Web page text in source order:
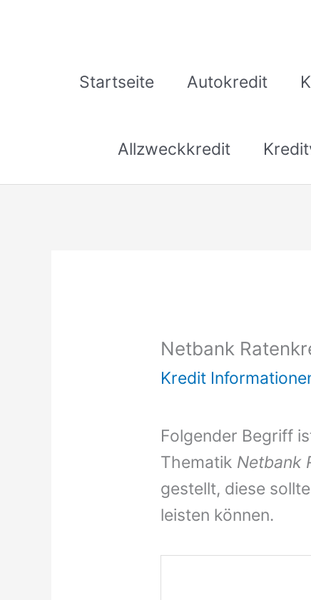
Startseite
Autokredit
Allzweckkredit
Netbank
Kredit
Folgender Begriff
Thematik Netbank
gestellt, diese
leisten können.